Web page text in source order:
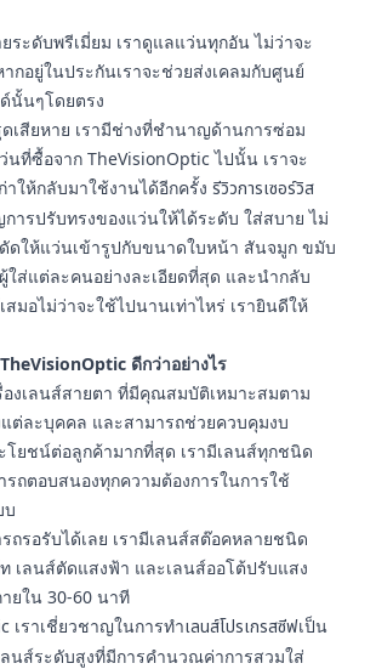
ระดับพรีเมี่ยม เราดูแลแว่นทุกอัน ไม่ว่าจะ
กอยู่ในประกันเราจะช่วยส่งเคลมกับศูนย์
นั้นๆโดยตรง
เสียหาย เรามีช่างที่ชำนาญด้านการซ่อม
นที่ซื้อจาก TheVisionOptic ไปนั้น เราจะ
ให้กลับมาใช้งานได้อีกครั้ง รีวิวการเซอร์วิส
ารปรับทรงของแว่นให้ได้ระดับ ใส่สบาย ไม่
ดให้แว่นเข้ารูปกับขนาดใบหน้า สันจมูก ขมับ
ใส่แต่ละคนอย่างละเอียดที่สุด และนำกลับ
สมอไม่ว่าจะใช้ไปนานเท่าไหร่ เรายินดีให้
ดีกว่าอย่างไร
องเลนส์สายตา ที่มีคุณสมบัติเหมาะสมตาม
ต่ละบุคคล และสามารถช่วยควบคุมงบ
ยชน์ต่อลูกค้ามากที่สุด เรามีเลนส์ทุกชนิด
รถตอบสนองทุกความต้องการในการใช้
บ
ถรอรับได้เลย เรามีเลนส์สต๊อคหลายชนิด
เลนส์ตัดแสงฟ้า และเลนส์ออโต้ปรับแสง
ยใน 30-60 นาที
เราเชี่ยวชาญในการทำเลนส์โปรเกรสซีฟเป็น
ลนส์ระดับสูงที่มีการคำนวณค่าการสวมใส่